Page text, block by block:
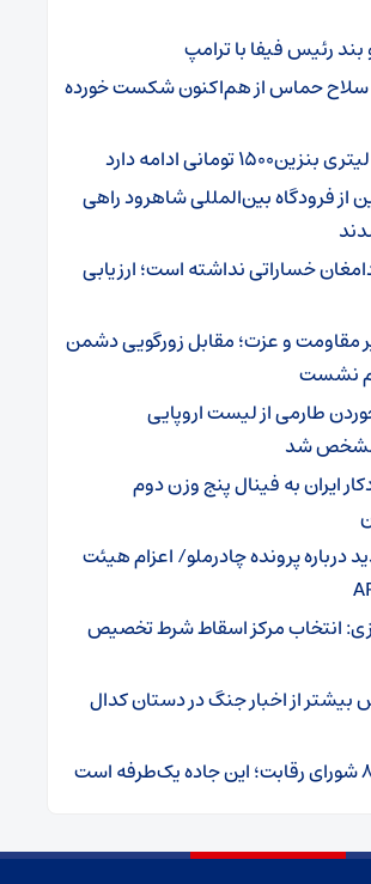
رئیس فیفا با ترامپ
سلاح حماس از هم‌اکنون شکست خورده
از فرودگاه بین‌المللی شاهرود راهی
خساراتی نداشته است؛ ارزیابی
مقاومت و عزت؛ مقابل زورگویی دشمن
نشست
طارمی از لیست اروپایی
مشخص شد
۲ آزادکار ایران به فینال پنج وزن دوم
درباره پرونده چادرملو/ اعزام هیئت
انتخاب مرکز اسقاط شرط تخصیص
بیشتر از اخبار جنگ در دستان کدال